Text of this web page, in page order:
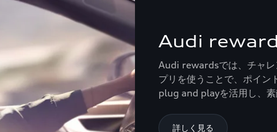
Audi rewards
Audi rewardsでは、チャ
プリを使うことで、ポイ
plug and playを活用し、素
詳しく見る